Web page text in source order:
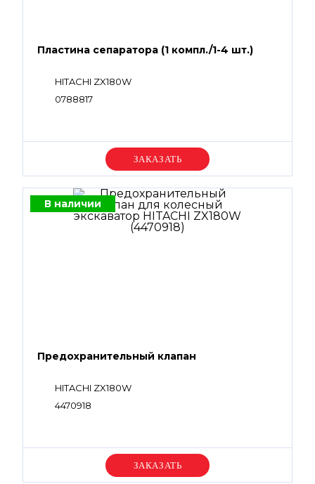
Пластина сепаратора (1 компл./1-4 шт.)
HITACHI ZX180W
0788817
Уточняйте цену
В наличии
Предохранительный клапан
HITACHI ZX180W
4470918
Уточняйте цену